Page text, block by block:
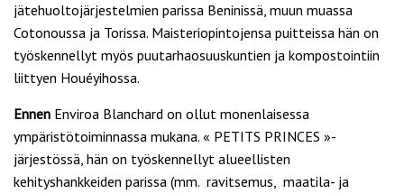
jätehuoltojärjestelmien parissa Beninissä, muun muassa
Cotonoussa ja Torissa. Maisteriopintojensa puitteissa hän on
työskennellyt myös puutarhaosuuskuntien ja kompostointiin
liittyen Houéyihossa.
Ennen Enviroa Blanchard on ollut monenlaisessa
ympäristötoiminnassa mukana. « PETITS PRINCES »-
järjestössä, hän on työskennellyt alueellisten
kehityshankkeiden parissa (mm. ravitsemus, maatila- ja